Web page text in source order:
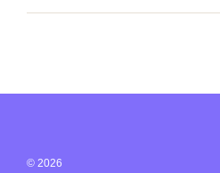
© 2026